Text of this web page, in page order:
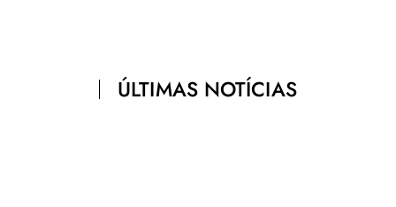
ÚLTIMAS NOTÍCIAS